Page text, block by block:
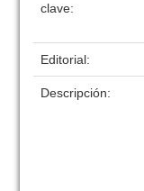
clave:
Editorial:
Descripción: